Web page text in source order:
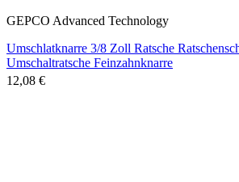
GEPCO Advanced Technology
Umschlatknarre 3/8 Zoll Ratsche
Umschaltratsche Feinzahnknarre
12,08 €